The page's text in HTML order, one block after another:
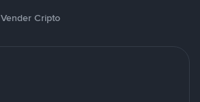
Vender Cripto